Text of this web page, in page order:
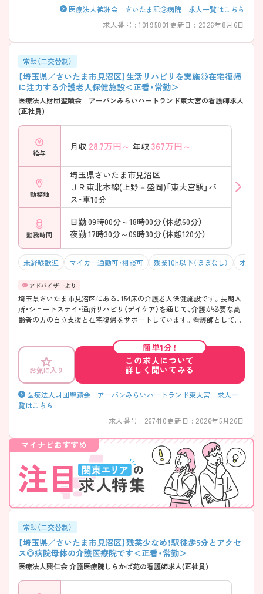
医療法人徳洲会 さいたま記念病院 求人一覧はこちら
求人番号 : 10195801 更新日 : 2026年8月6日
常勤（二交替制）
【埼玉県／さいたま市見沼区】生活リハビリを実施◎在宅復帰
に注力する介護老人保健施設＜正看・常勤＞
医療法人財団聖蹟会 アーバンみらいハートランド東大宮の看護師求人
(正社員)
給与
月収 28.7万円～ 年収 367万円～
勤務地
埼玉県さいたま市見沼区
ＪＲ東北本線(上野－盛岡)「東大宮駅」バ
ス・車10分
勤務時間
日勤:09時00分～18時00分（休憩60分）
夜勤:17時30分～09時30分（休憩120分）
未経験歓迎 マイカー通勤可・相談可 残業10h以下（ほぼなし） オンコ
埼玉県さいたま市見沼区にある、154床の介護老人保健施設です。長期入
所・ショートステイ・通所リハビリ（デイケア）を通じて、介護が必要な高
齢者の方の自立支援と在宅復帰をサポートしています。看護師としての
人柄重視の採用だからこそ、スタッフは温かく優しい方ばかり♪職員同
士のコミュニケーションも活発で、職種の垣根を越えたチームワークが
根付いています。また、社員食堂では1食300円で食事ができるのも嬉し
いポイント！「しっかり働いて、しっかり休む」メリハリのある働き方が
叶う、働きやすい職場です◎ ご興味ある方には、面接対策ポイントなど、
さらに詳細をお話しいたしますのでお気軽にご相談ください。
お気に入り
簡単1分！
この求人について
詳しく聞いてみる
医療法人財団聖蹟会 アーバンみらいハートランド東大宮 求人一
覧はこちら
求人番号 : 267410更新日 : 2026年5月26日
常勤（二交替制）
【埼玉県／さいたま市見沼区】残業少なめ！駅徒歩5分とアクセ
ス◎病院母体の介護医療院です＜正看・常勤＞
医療法人興仁会 介護医療院しらかば苑の看護師求人(正社員)